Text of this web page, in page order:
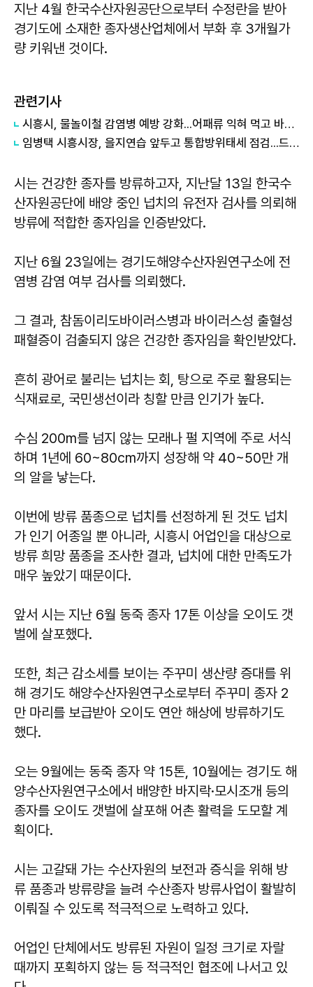
지난 4월 한국수산자원공단으로부터 수정란을 받아
경기도에 소재한 종자생산업체에서 부화 후 3개월가
량 키워낸 것이다.
관련기사
시흥시, 물놀이철 감염병 예방 강화...어패류 익혀 먹고 바닷물 상처접촉 피해야
임병택 시흥시장, 을지연습 앞두고 통합방위태세 점검...드론 대응 역량 강화
시는 건강한 종자를 방류하고자, 지난달 13일 한국수
산자원공단에 배양 중인 넙치의 유전자 검사를 의뢰해
방류에 적합한 종자임을 인증받았다.
지난 6월 23일에는 경기도해양수산자원연구소에 전
염병 감염 여부 검사를 의뢰했다.
그 결과, 참돔이리도바이러스병과 바이러스성 출혈성
패혈증이 검출되지 않은 건강한 종자임을 확인받았다.
흔히 광어로 불리는 넙치는 회, 탕으로 주로 활용되는
식재료로, 국민생선이라 칭할 만큼 인기가 높다.
수심 200m를 넘지 않는 모래나 펄 지역에 주로 서식
하며 1년에 60~80cm까지 성장해 약 40~50만 개
의 알을 낳는다.
이번에 방류 품종으로 넙치를 선정하게 된 것도 넙치
가 인기 어종일 뿐 아니라, 시흥시 어업인을 대상으로
방류 희망 품종을 조사한 결과, 넙치에 대한 만족도가
매우 높았기 때문이다.
앞서 시는 지난 6월 동죽 종자 17톤 이상을 오이도 갯
벌에 살포했다.
또한, 최근 감소세를 보이는 주꾸미 생산량 증대를 위
해 경기도 해양수산자원연구소로부터 주꾸미 종자 2
만 마리를 보급받아 오이도 연안 해상에 방류하기도
했다.
오는 9월에는 동죽 종자 약 15톤, 10월에는 경기도 해
양수산자원연구소에서 배양한 바지락·모시조개 등의
종자를 오이도 갯벌에 살포해 어촌 활력을 도모할 계
획이다.
시는 고갈돼 가는 수산자원의 보전과 증식을 위해 방
류 품종과 방류량을 늘려 수산종자 방류사업이 활발히
이뤄질 수 있도록 적극적으로 노력하고 있다.
어업인 단체에서도 방류된 자원이 일정 크기로 자랄
때까지 포획하지 않는 등 적극적인 협조에 나서고 있